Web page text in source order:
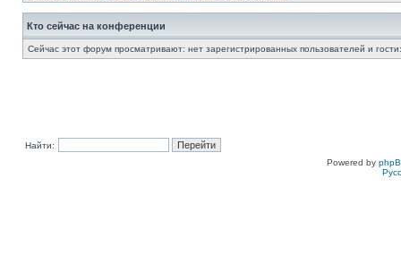
Кто сейчас на конференции
Сейчас этот форум просматривают: нет зарегистрированных пользователей и
Найти:
Powered by